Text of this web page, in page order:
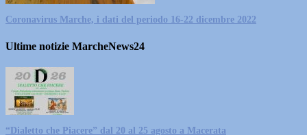
Coronavirus Marche, i dati del periodo 16-22 dicembre 2022
Ultime notizie MarcheNews24
“Dialetto che Piacere” dal 20 al 25 agosto a Macerata